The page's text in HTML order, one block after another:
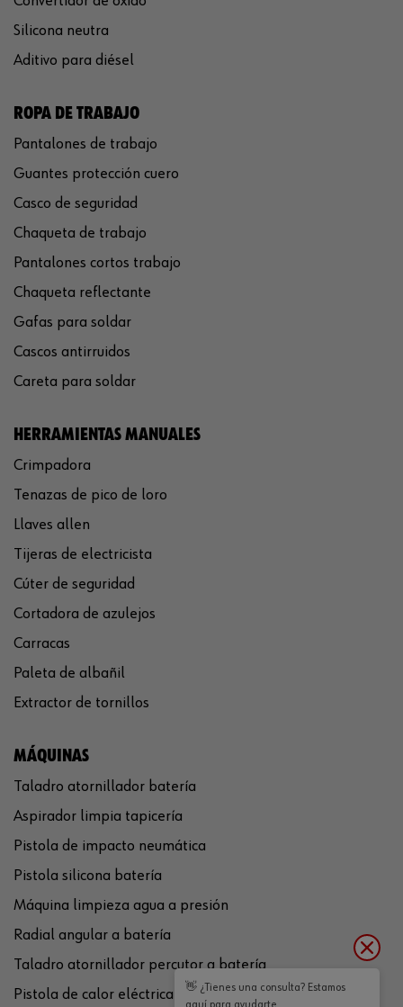
Silicona neutra
Aditivo para diésel
ROPA DE TRABAJO
Pantalones de trabajo
Guantes protección cuero
Casco de seguridad
Chaqueta de trabajo
Pantalones cortos trabajo
Chaqueta reflectante
Gafas para soldar
Cascos antirruidos
Careta para soldar
HERRAMIENTAS MANUALES
Crimpadora
Tenazas de pico de loro
Llaves allen
Tijeras de electricista
Cúter de seguridad
Cortadora de azulejos
Carracas
Paleta de albañil
Extractor de tornillos
MÁQUINAS
Taladro atornillador batería
Aspirador limpia tapicería
Pistola de impacto neumática
Pistola silicona batería
Máquina limpieza agua a presión
Radial angular a batería
Taladro atornillador percutor a batería
Pistola de calor eléctrica
👋 ¿Tienes una consulta? Estamos